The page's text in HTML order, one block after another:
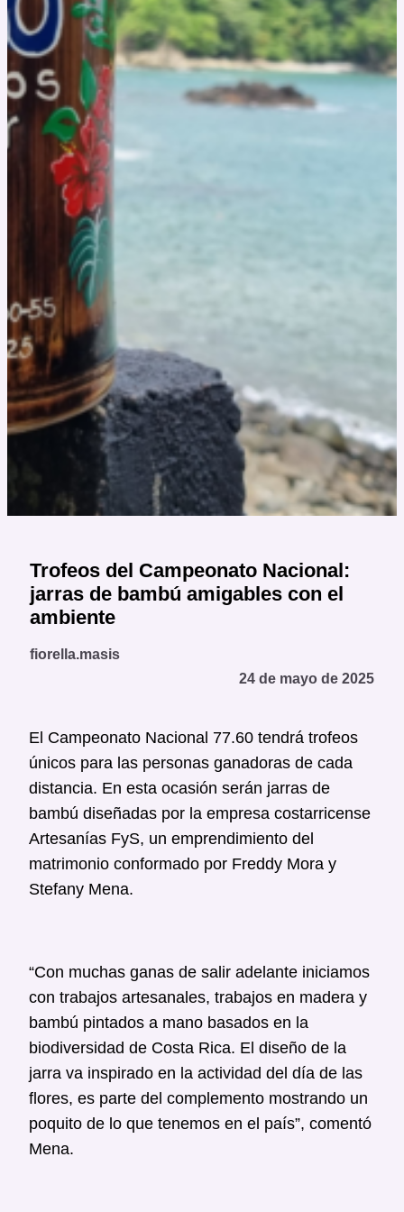
Trofeos del Campeonato Nacional:
jarras de bambú amigables con el
ambiente
fiorella.masis
24 de mayo de 2025
El Campeonato Nacional 77.60 tendrá trofeos
únicos para las personas ganadoras de cada
distancia. En esta ocasión serán jarras de
bambú diseñadas por la empresa costarricense
Artesanías FyS, un emprendimiento del
matrimonio conformado por Freddy Mora y
Stefany Mena.
“Con muchas ganas de salir adelante iniciamos
con trabajos artesanales, trabajos en madera y
bambú pintados a mano basados en la
biodiversidad de Costa Rica. El diseño de la
jarra va inspirado en la actividad del día de las
flores, es parte del complemento mostrando un
poquito de lo que tenemos en el país”, comentó
Mena.